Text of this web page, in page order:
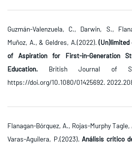
Guzmán-Valenzuela, C., Darwin, S.,
Muñoz, A., & Geldres, A.(2022).
of Aspiration for First-in-Generation
Education.
British Journal of
https://doi.org/10.1080/01425692.
Flanagan-Bórquez, A., Rojas-Murphy Tagle,
Varas-Aguilera, P.(2023).Análisis crítico